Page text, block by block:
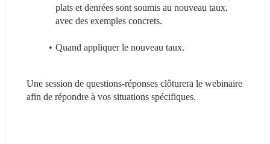
plats et denrées sont soumis au nouveau taux,
avec des exemples concrets.
Quand appliquer le nouveau taux.
Une session de questions-réponses clôturera le webinaire
afin de répondre à vos situations spécifiques.